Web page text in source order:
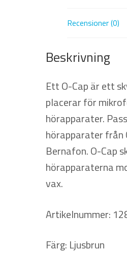
Recensioner (0)
Beskrivning
Ett O-Cap är ett
placerar för
hörapparater.
hörapparater från
Bernafon. O-Cap
hörapparaterna
vax.
Artikelnummer:
Färg: Ljusbrun